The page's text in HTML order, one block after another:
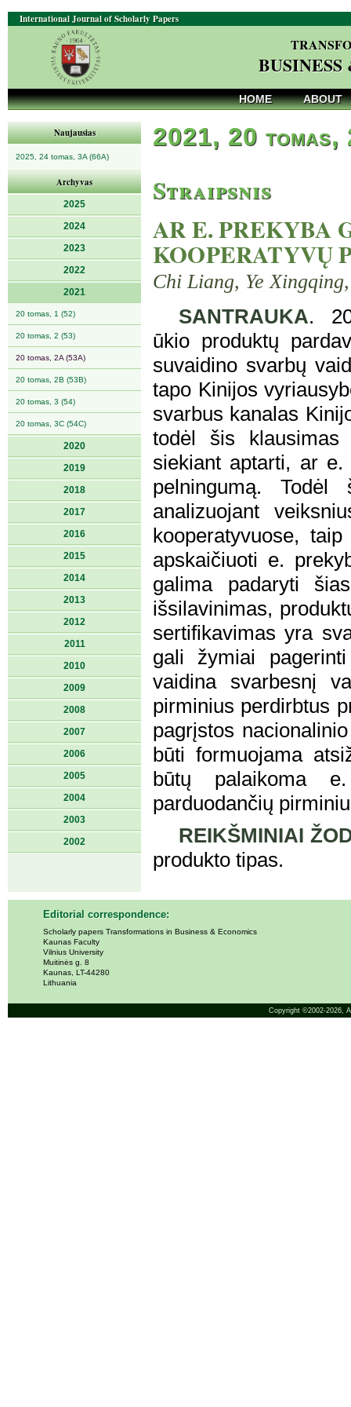
International Journal of Scholarly Papers
HOME ABOUT
Naujausias
2025, 24 tomas, 3A (66A)
Archyvas
2025
2024
2023
2022
2021
20 tomas, 1 (52)
20 tomas, 2 (53)
20 tomas, 2A (53A)
20 tomas, 2B (53B)
20 tomas, 3 (54)
20 tomas, 3C (54C)
2020
2019
2018
2017
2016
2015
2014
2013
2012
2011
2010
2009
2008
2007
2006
2005
2004
2003
2002
2021, 20
Straipsnis
AR E. PREKYBA
KOOPERATYVŲ
Chi Liang, Ye
SANTRAUKA.
ūkio produktų
suvaidino svarbų
tapo Kinijos
svarbus kanalas
todėl šis klausimas
siekiant aptarti, ar e.
pelningumą.
analizuojant
kooperatyvuose,
apskaičiuoti e.
galima padaryti
išsilavinimas,
sertifikavimas yra
gali žymiai
vaidina svarbesnį
pirminius perdirbtus
pagrįstos
būti formuojama
būtų palaikoma
parduodančių
REIKŠMINIAI
produkto tipas.
Editorial correspondence:
Scholarly papers Transformations in Business & Economics
Kaunas Faculty
Vilnius University
Muitinės g. 8
Kaunas, LT-44280
Lithuania
Copyright ©2002-2026,